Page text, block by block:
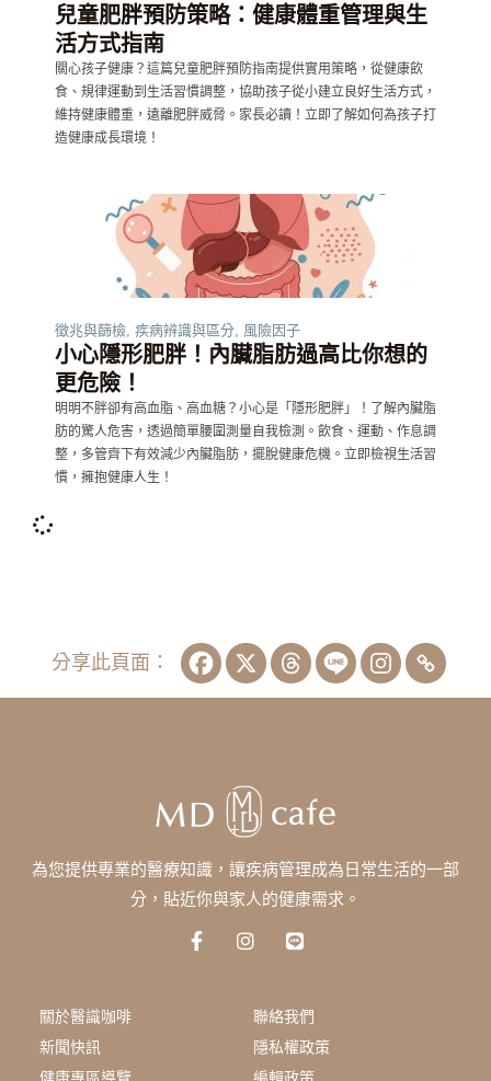
兒童肥胖預防策略：健康體重管理與生
活方式指南
關心孩子健康？這篇兒童肥胖預防指南提供實用策略，從健康飲
食、規律運動到生活習慣調整，協助孩子從小建立良好生活方式，
維持健康體重，遠離肥胖威脅。家長必讀！立即了解如何為孩子打
造健康成長環境！
徵兆與篩檢 疾病辨識與區分 風險因子
小心隱形肥胖！內臟脂肪過高比你想的
更危險！
明明不胖卻有高血脂、高血糖？小心是「隱形肥胖」！了解內臟脂
肪的驚人危害，透過簡單腰圍測量自我檢測。飲食、運動、作息調
整，多管齊下有效減少內臟脂肪，擺脫健康危機。立即檢視生活習
慣，擁抱健康人生！
分享此頁面：
為您提供專業的醫療知識，讓疾病管理成為日常生活的一部
分，貼近你與家人的健康需求。
F
I
a
g
L
關於醫識咖啡
新聞快訊
聯絡我們
隱私權政策